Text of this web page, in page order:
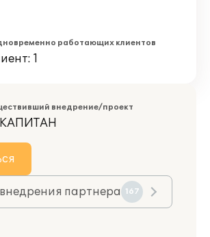
работающих клиентов
1
внедрение/проект
КАПИТАН
партнера 167